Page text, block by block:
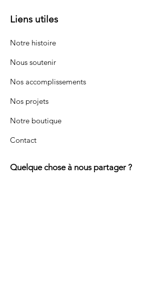
Liens utiles
Notre histoire
Nous soutenir
Nos accomplissements
Nos projets
Notre boutique
Contact
Quelque chose à nous partager ?